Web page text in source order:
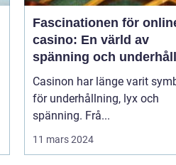
Fascinationen för
casino: En värld av
spänning och
Casinon har länge varit
för underhållning, lyx och
spänning. Frå...
11 mars 2024